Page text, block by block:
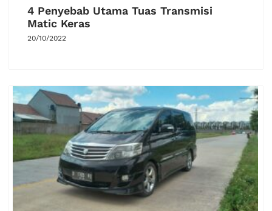
4 Penyebab Utama Tuas Transmisi
Matic Keras
20/10/2022